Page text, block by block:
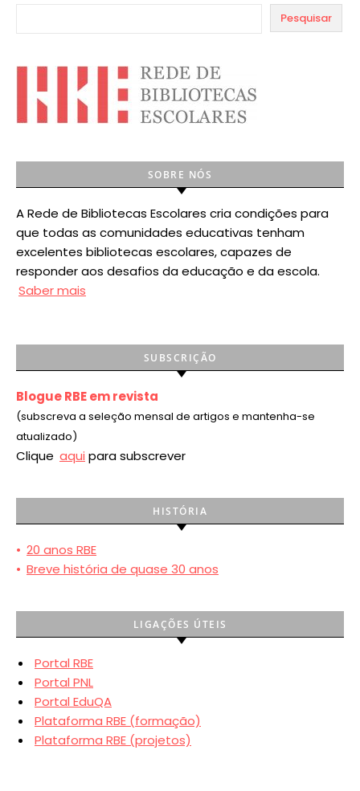
Pesquisar
SOBRE NÓS
A Rede de Bibliotecas Escolares cria condições para
que todas as comunidades educativas tenham
excelentes bibliotecas escolares, capazes de
responder aos desafios da educação e da escola.
Saber mais
SUBSCRIÇÃO
Blogue RBE em revista
(subscreva a seleção mensal de artigos e mantenha-se
atualizado)
Clique aqui para subscrever
HISTÓRIA
• 20 anos RBE
• Breve história de quase 30 anos
LIGAÇÕES ÚTEIS
Portal RBE
Portal PNL
Portal EduQA
Plataforma RBE (formação)
Plataforma RBE (projetos)